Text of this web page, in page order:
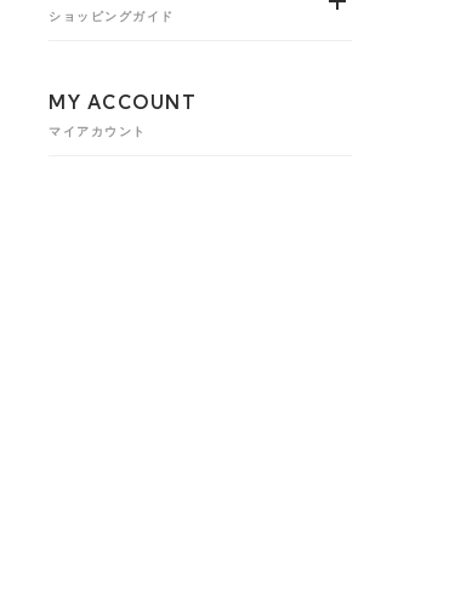
ショッピングガイド
MY ACCOUNT
マイアカウント